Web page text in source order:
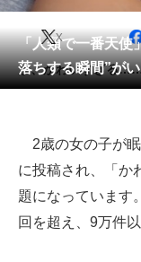
動物
会員記事
メディア
ITの今と未来を見
スマホと通信の最
進化するPCとデバ
「人類で一番天
落ちする瞬間”が
X
か、かわいすぎる
2歳の女の子が
に投稿され、「か
題になっています
回を超え、9万件